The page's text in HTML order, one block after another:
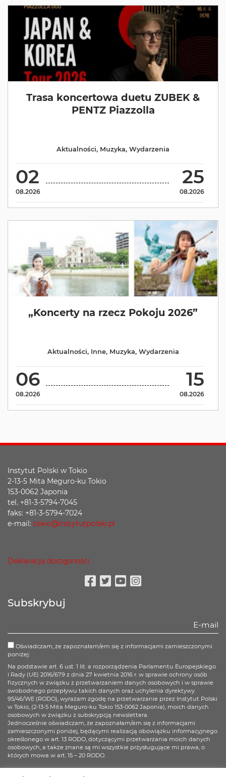
Trasa koncertowa duetu ZUBEK &
PENTZ Piazzolla
02
08.2026
25
08.2026
Aktualności, Muzyka, Wydarzenia
„Koncerty na rzecz Pokoju 2026”
06
08.2026
15
08.2026
Aktualności, Inne, Muzyka, Wydarzenia
Instytut Polski w Tokio
2-13-5 Mita Meguro-ku Tokio
153-0062 Japonia
tel. +81-3-5794-7045
faks: +81-3-5794-7024
e-mail: tokio@instytutpolski.pl
Deklaracja dostępności
Subskrybuj
Oświadczam, że zapoznałam/em się z informacjami zamieszczonymi
poniżej:
Na podstawie art. 6 ust. 1 lit. a rozporządzenia Parlamentu Europejskiego
i Rady (UE) 2016/679 z dnia 27 kwietnia 2016 r. w sprawie ochrony osób
fizycznych w związku z przetwarzaniem danych osobowych i w sprawie
swobodnego przepływu takich danych oraz uchylenia dyrektywy
95/46/WE (RODO), wyrażam zgodę na przetwarzanie przez Instytut Polski
w Tokio, (2-13-5 Mita Meguro-ku Tokio 153-0062 Japonia), moich danych
osobowych w związku z subskrypcją newslettera.
Jednocześnie oświadczam, że zapoznałam/em się z informacjami
zamieszczonymi poniżej, będącymi realizacją obowiązku informacyjnego
określonego w art. 13 RODO, dotyczącymi przetwarzania moich danych
osobowych, a także znane są mi wszystkie przysługujące mi prawa, o
których mowa w art. 15 – 20 RODO.